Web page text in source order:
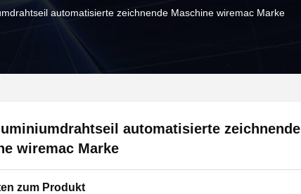
automatisierte zeichnende Maschine wiremac Marke
automatisierte zeichnende
wiremac Marke
zum Produkt